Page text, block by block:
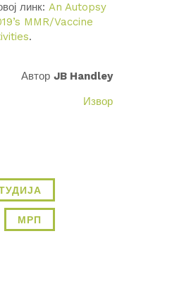
линк: An Autopsy
MMR/Vaccine
.
Автор JB Handley
Извор
МРП